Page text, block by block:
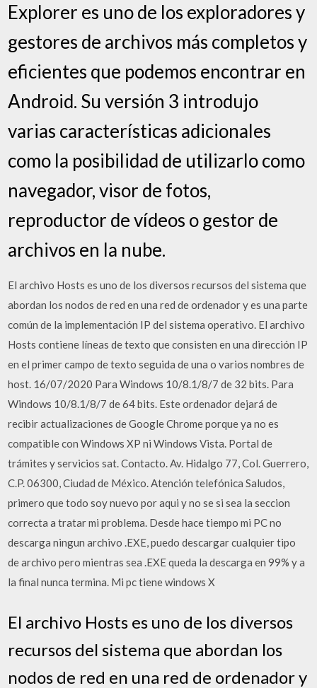
Explorer es uno de los exploradores y
gestores de archivos más completos y
eficientes que podemos encontrar en
Android. Su versión 3 introdujo
varias características adicionales
como la posibilidad de utilizarlo como
navegador, visor de fotos,
reproductor de vídeos o gestor de
archivos en la nube.
El archivo Hosts es uno de los diversos recursos del sistema que
abordan los nodos de red en una red de ordenador y es una parte
común de la implementación IP del sistema operativo. El archivo
Hosts contiene líneas de texto que consisten en una dirección IP
en el primer campo de texto seguida de una o varios nombres de
host. 16/07/2020 Para Windows 10/8.1/8/7 de 32 bits. Para
Windows 10/8.1/8/7 de 64 bits. Este ordenador dejará de
recibir actualizaciones de Google Chrome porque ya no es
compatible con Windows XP ni Windows Vista. Portal de
trámites y servicios sat. Contacto. Av. Hidalgo 77, Col. Guerrero,
C.P. 06300, Ciudad de México. Atención telefónica Saludos,
primero que todo soy nuevo por aqui y no se si sea la seccion
correcta a tratar mi problema. Desde hace tiempo mi PC no
descarga ningun archivo .EXE, puedo descargar cualquier tipo
de archivo pero mientras sea .EXE queda la descarga en 99% y a
la final nunca termina. Mi pc tiene windows X
El archivo Hosts es uno de los diversos
recursos del sistema que abordan los
nodos de red en una red de ordenador y